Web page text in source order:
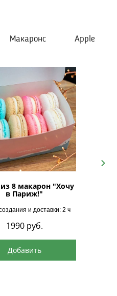
Макаронс Apple
8 макарон "Хочу
в Париж!"
и доставки: 2 ч
1990 руб.
Добавить
Next